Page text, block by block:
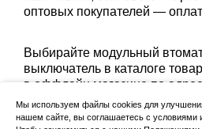
оптовых покупателей —
Выбирайте модульный
выключатель в каталоге
в оффлайн магазине по
Сырковское шоссе, 8а (по
субботу с 9:00 до 13:00).
Мы используем файлы cookies для
нашем сайте, вы соглашаетесь с условиями